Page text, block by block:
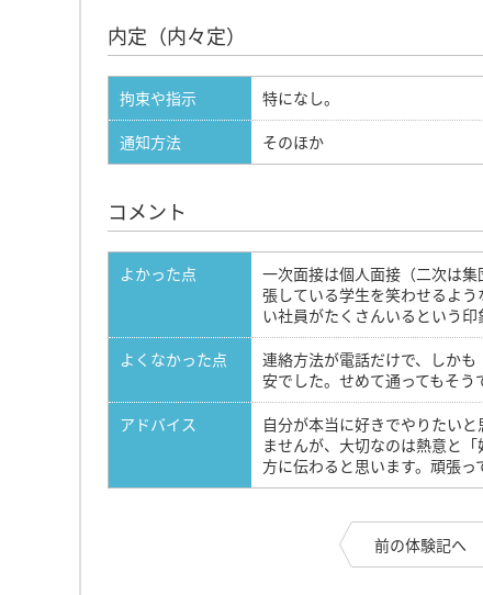
内定（内々定）
拘束や指示
特になし。
通知方法
そのほか
コメント
よかった点
一次面接は個人面接（二次は
張している学生を笑わせるよ
い社員がたくさんいるという印
よくなかった点
連絡方法が電話だけで、しか
安でした。せめて通ってもそう
アドバイス
自分が本当に好きでやりたい
ませんが、大切なのは熱意と
方に伝わると思います。頑張っ
前の体験記へ